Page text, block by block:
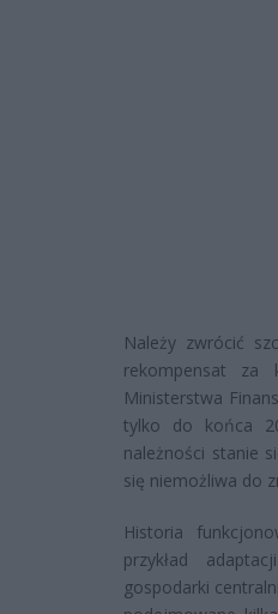
Należy zwrócić
rekompensat za
Ministerstwa
tylko do końca
należności stanie
się niemożliwa do
Historia
przykład
gospodarki